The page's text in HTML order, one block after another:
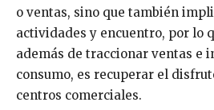
o ventas, sino que también
actividades y encuentro, por lo
además de traccionar ventas e
consumo, es recuperar el
centros comerciales.